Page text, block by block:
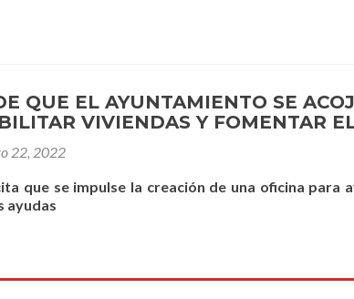
QUE EL AYUNTAMIENTO SE
VIVIENDAS Y FOMENTAR
22, 2022
que se impulse la creación de una oficina para
ayudas